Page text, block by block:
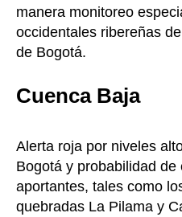
manera monitoreo
occidentales ribereñas
de Bogotá.
Cuenca Baja
Alerta roja por niveles
Bogotá y probabilidad
aportantes, tales como
quebradas La Pilama y